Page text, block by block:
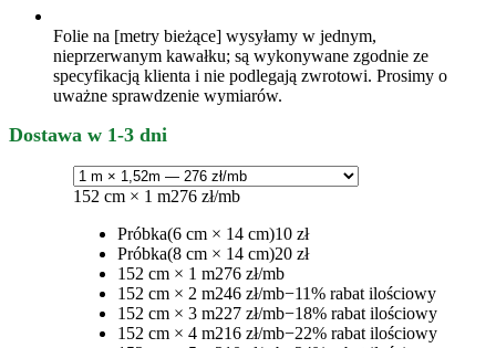
Folie na [metry bieżące] wysyłamy w jednym,
nieprzerwanym kawałku; są wykonywane zgodnie ze
specyfikacją klienta i nie podlegają zwrotowi. Prosimy o
uważne sprawdzenie wymiarów.
Dostawa w 1-3 dni
152 cm × 1 m276 zł/mb
Próbka(6 cm × 14 cm)10 zł
Próbka(8 cm × 14 cm)20 zł
152 cm × 1 m276 zł/mb
152 cm × 2 m246 zł/mb−11% rabat ilościowy
152 cm × 3 m227 zł/mb−18% rabat ilościowy
152 cm × 4 m216 zł/mb−22% rabat ilościowy